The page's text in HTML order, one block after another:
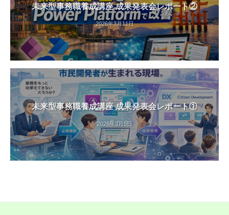
未来型事務職養成講座 成果発表会レポート②
2026年3月11日
未来型事務職養成講座 成果発表会レポート①
2026年3月5日